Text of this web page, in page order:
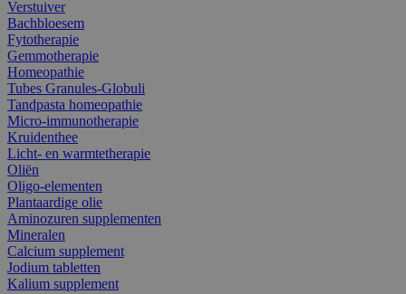
Verstuiver
Bachbloesem
Fytotherapie
Gemmotherapie
Homeopathie
Tubes Granules-Globuli
Tandpasta homeopathie
Micro-immunotherapie
Kruidenthee
Licht- en warmtetherapie
Oliën
Oligo-elementen
Plantaardige olie
Aminozuren supplementen
Mineralen
Calcium supplement
Jodium tabletten
Kalium supplement